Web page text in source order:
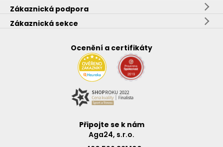
Zákaznická podpora
Zákaznická sekce
Ocenění a certifikáty
Připojte se k nám
Aga24, s.r.o.